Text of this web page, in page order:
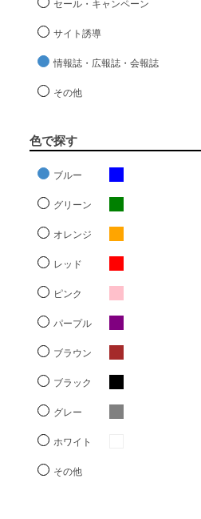
セール・キャンペーン
サイト誘導
情報誌・広報誌・会報誌
その他
色で探す
ブルー
グリーン
オレンジ
レッド
ピンク
パープル
ブラウン
ブラック
グレー
ホワイト
その他